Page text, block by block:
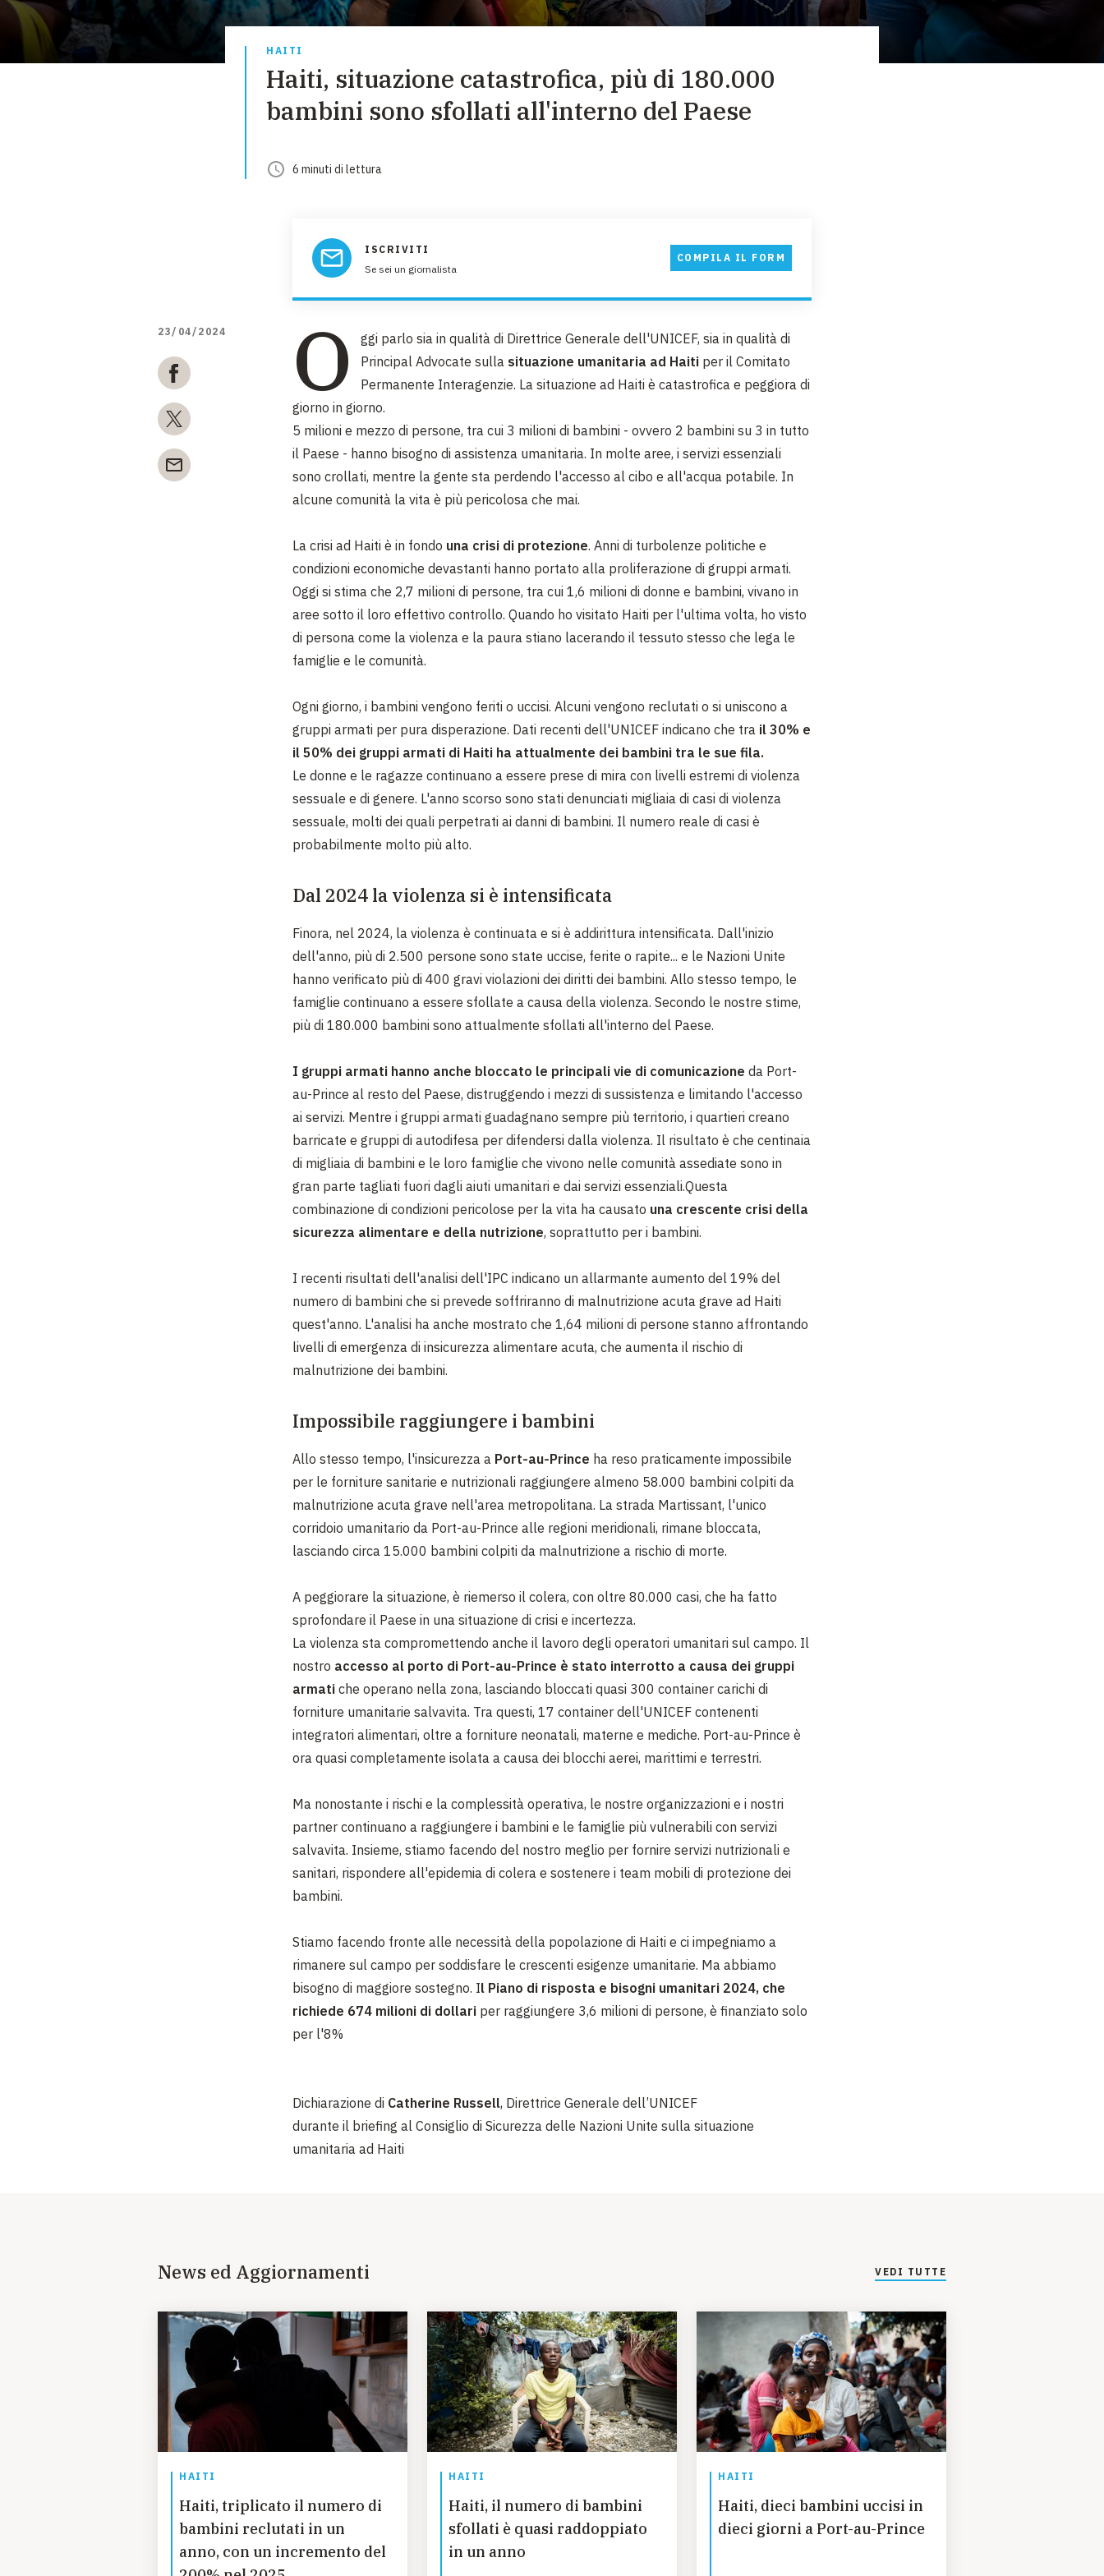
DIVERSI MODI PER DONARE. SCEGLI IL PIÙ
HAITI
Haiti, situazione catastrofica, più di 180.000
bambini sono sfollati all'interno del Paese
6 minuti di lettura
ISCRIVITI
Se sei un giornalista
COMPILA IL FORM
23/04/2024 O
ggi parlo sia in qualità di Direttrice Generale dell'UNICEF, sia in qualità di
Principal Advocate sulla situazione umanitaria ad Haiti per il Comitato
Permanente Interagenzie. La situazione ad Haiti è catastrofica e peggiora di
giorno in giorno.
5 milioni e mezzo di persone, tra cui 3 milioni di bambini - ovvero 2 bambini su 3 in tutto
il Paese - hanno bisogno di assistenza umanitaria. In molte aree, i servizi essenziali
sono crollati, mentre la gente sta perdendo l'accesso al cibo e all'acqua potabile. In
alcune comunità la vita è più pericolosa che mai.
La crisi ad Haiti è in fondo una crisi di protezione. Anni di turbolenze politiche e
condizioni economiche devastanti hanno portato alla proliferazione di gruppi armati.
Oggi si stima che 2,7 milioni di persone, tra cui 1,6 milioni di donne e bambini, vivano in
aree sotto il loro effettivo controllo. Quando ho visitato Haiti per l'ultima volta, ho visto
di persona come la violenza e la paura stiano lacerando il tessuto stesso che lega le
famiglie e le comunità.
Ogni giorno, i bambini vengono feriti o uccisi. Alcuni vengono reclutati o si uniscono a
gruppi armati per pura disperazione. Dati recenti dell'UNICEF indicano che tra il 30% e
il 50% dei gruppi armati di Haiti ha attualmente dei bambini tra le sue fila.
Le donne e le ragazze continuano a essere prese di mira con livelli estremi di violenza
sessuale e di genere. L'anno scorso sono stati denunciati migliaia di casi di violenza
sessuale, molti dei quali perpetrati ai danni di bambini. Il numero reale di casi è
probabilmente molto più alto.
Dal 2024 la violenza si è intensificata
Finora, nel 2024, la violenza è continuata e si è addirittura intensificata. Dall'inizio
dell'anno, più di 2.500 persone sono state uccise, ferite o rapite... e le Nazioni Unite
hanno verificato più di 400 gravi violazioni dei diritti dei bambini. Allo stesso tempo, le
famiglie continuano a essere sfollate a causa della violenza. Secondo le nostre stime,
più di 180.000 bambini sono attualmente sfollati all'interno del Paese.
I gruppi armati hanno anche bloccato le principali vie di comunicazione da Port-
au-Prince al resto del Paese, distruggendo i mezzi di sussistenza e limitando l'accesso
ai servizi. Mentre i gruppi armati guadagnano sempre più territorio, i quartieri creano
barricate e gruppi di autodifesa per difendersi dalla violenza. Il risultato è che centinaia
di migliaia di bambini e le loro famiglie che vivono nelle comunità assediate sono in
gran parte tagliati fuori dagli aiuti umanitari e dai servizi essenziali.Questa
combinazione di condizioni pericolose per la vita ha causato una crescente crisi della
sicurezza alimentare e della nutrizione, soprattutto per i bambini.
I recenti risultati dell'analisi dell'IPC indicano un allarmante aumento del 19% del
numero di bambini che si prevede soffriranno di malnutrizione acuta grave ad Haiti
quest'anno. L'analisi ha anche mostrato che 1,64 milioni di persone stanno affrontando
livelli di emergenza di insicurezza alimentare acuta, che aumenta il rischio di
malnutrizione dei bambini.
Impossibile raggiungere i bambini
Allo stesso tempo, l'insicurezza a Port-au-Prince ha reso praticamente impossibile
per le forniture sanitarie e nutrizionali raggiungere almeno 58.000 bambini colpiti da
malnutrizione acuta grave nell'area metropolitana. La strada Martissant, l'unico
corridoio umanitario da Port-au-Prince alle regioni meridionali, rimane bloccata,
lasciando circa 15.000 bambini colpiti da malnutrizione a rischio di morte.
A peggiorare la situazione, è riemerso il colera, con oltre 80.000 casi, che ha fatto
sprofondare il Paese in una situazione di crisi e incertezza.
La violenza sta compromettendo anche il lavoro degli operatori umanitari sul campo. Il
nostro accesso al porto di Port-au-Prince è stato interrotto a causa dei gruppi
armati che operano nella zona, lasciando bloccati quasi 300 container carichi di
forniture umanitarie salvavita. Tra questi, 17 container dell'UNICEF contenenti
integratori alimentari, oltre a forniture neonatali, materne e mediche. Port-au-Prince è
ora quasi completamente isolata a causa dei blocchi aerei, marittimi e terrestri.
Ma nonostante i rischi e la complessità operativa, le nostre organizzazioni e i nostri
partner continuano a raggiungere i bambini e le famiglie più vulnerabili con servizi
salvavita. Insieme, stiamo facendo del nostro meglio per fornire servizi nutrizionali e
sanitari, rispondere all'epidemia di colera e sostenere i team mobili di protezione dei
bambini.
Stiamo facendo fronte alle necessità della popolazione di Haiti e ci impegniamo a
rimanere sul campo per soddisfare le crescenti esigenze umanitarie. Ma abbiamo
bisogno di maggiore sostegno. Il Piano di risposta e bisogni umanitari 2024, che
richiede 674 milioni di dollari per raggiungere 3,6 milioni di persone, è finanziato solo
per l'8%
Dichiarazione di Catherine Russell, Direttrice Generale dell’UNICEF
durante il briefing al Consiglio di Sicurezza delle Nazioni Unite sulla situazione
umanitaria ad Haiti
News ed Aggiornamenti VEDI TUTTE
HAITI
Haiti, triplicato il numero di
bambini reclutati in un
anno, con un incremento del
HAITI
Haiti, il numero di bambini
sfollati è quasi raddoppiato
in un anno
HAITI
Haiti, dieci bambini uccisi in
dieci giorni a Port-au-Prince